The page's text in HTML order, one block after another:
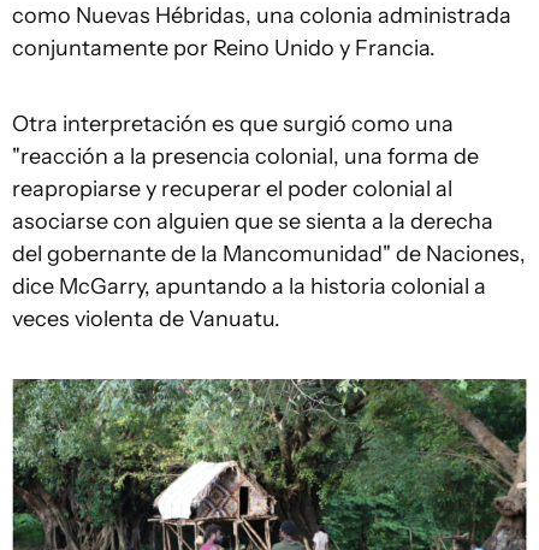
como Nuevas Hébridas, una colonia administrada
conjuntamente por Reino Unido y Francia.
Otra interpretación es que surgió como una
"reacción a la presencia colonial, una forma de
reapropiarse y recuperar el poder colonial al
asociarse con alguien que se sienta a la derecha
del gobernante de la Mancomunidad" de Naciones,
dice McGarry, apuntando a la historia colonial a
veces violenta de Vanuatu.